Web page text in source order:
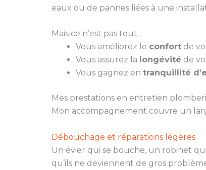
eaux ou de pannes liées à une
Mais ce n’est pas tout :
Vous améliorez le confort de
Vous assurez la longévité de
Vous gagnez en tranquillité
Mes prestations en entretien
Mon accompagnement couvre un
Débouchage et réparations légères
Un évier qui se bouche, un robinet
qu’ils ne deviennent de gros